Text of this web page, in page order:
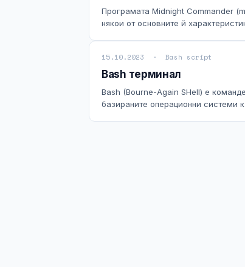
Програмата Midnight Commander
някои от основните й
15.10.2023 · Bash script
Bash терминал
Bash (Bourne-Again SHell) е
базираните операционни системи